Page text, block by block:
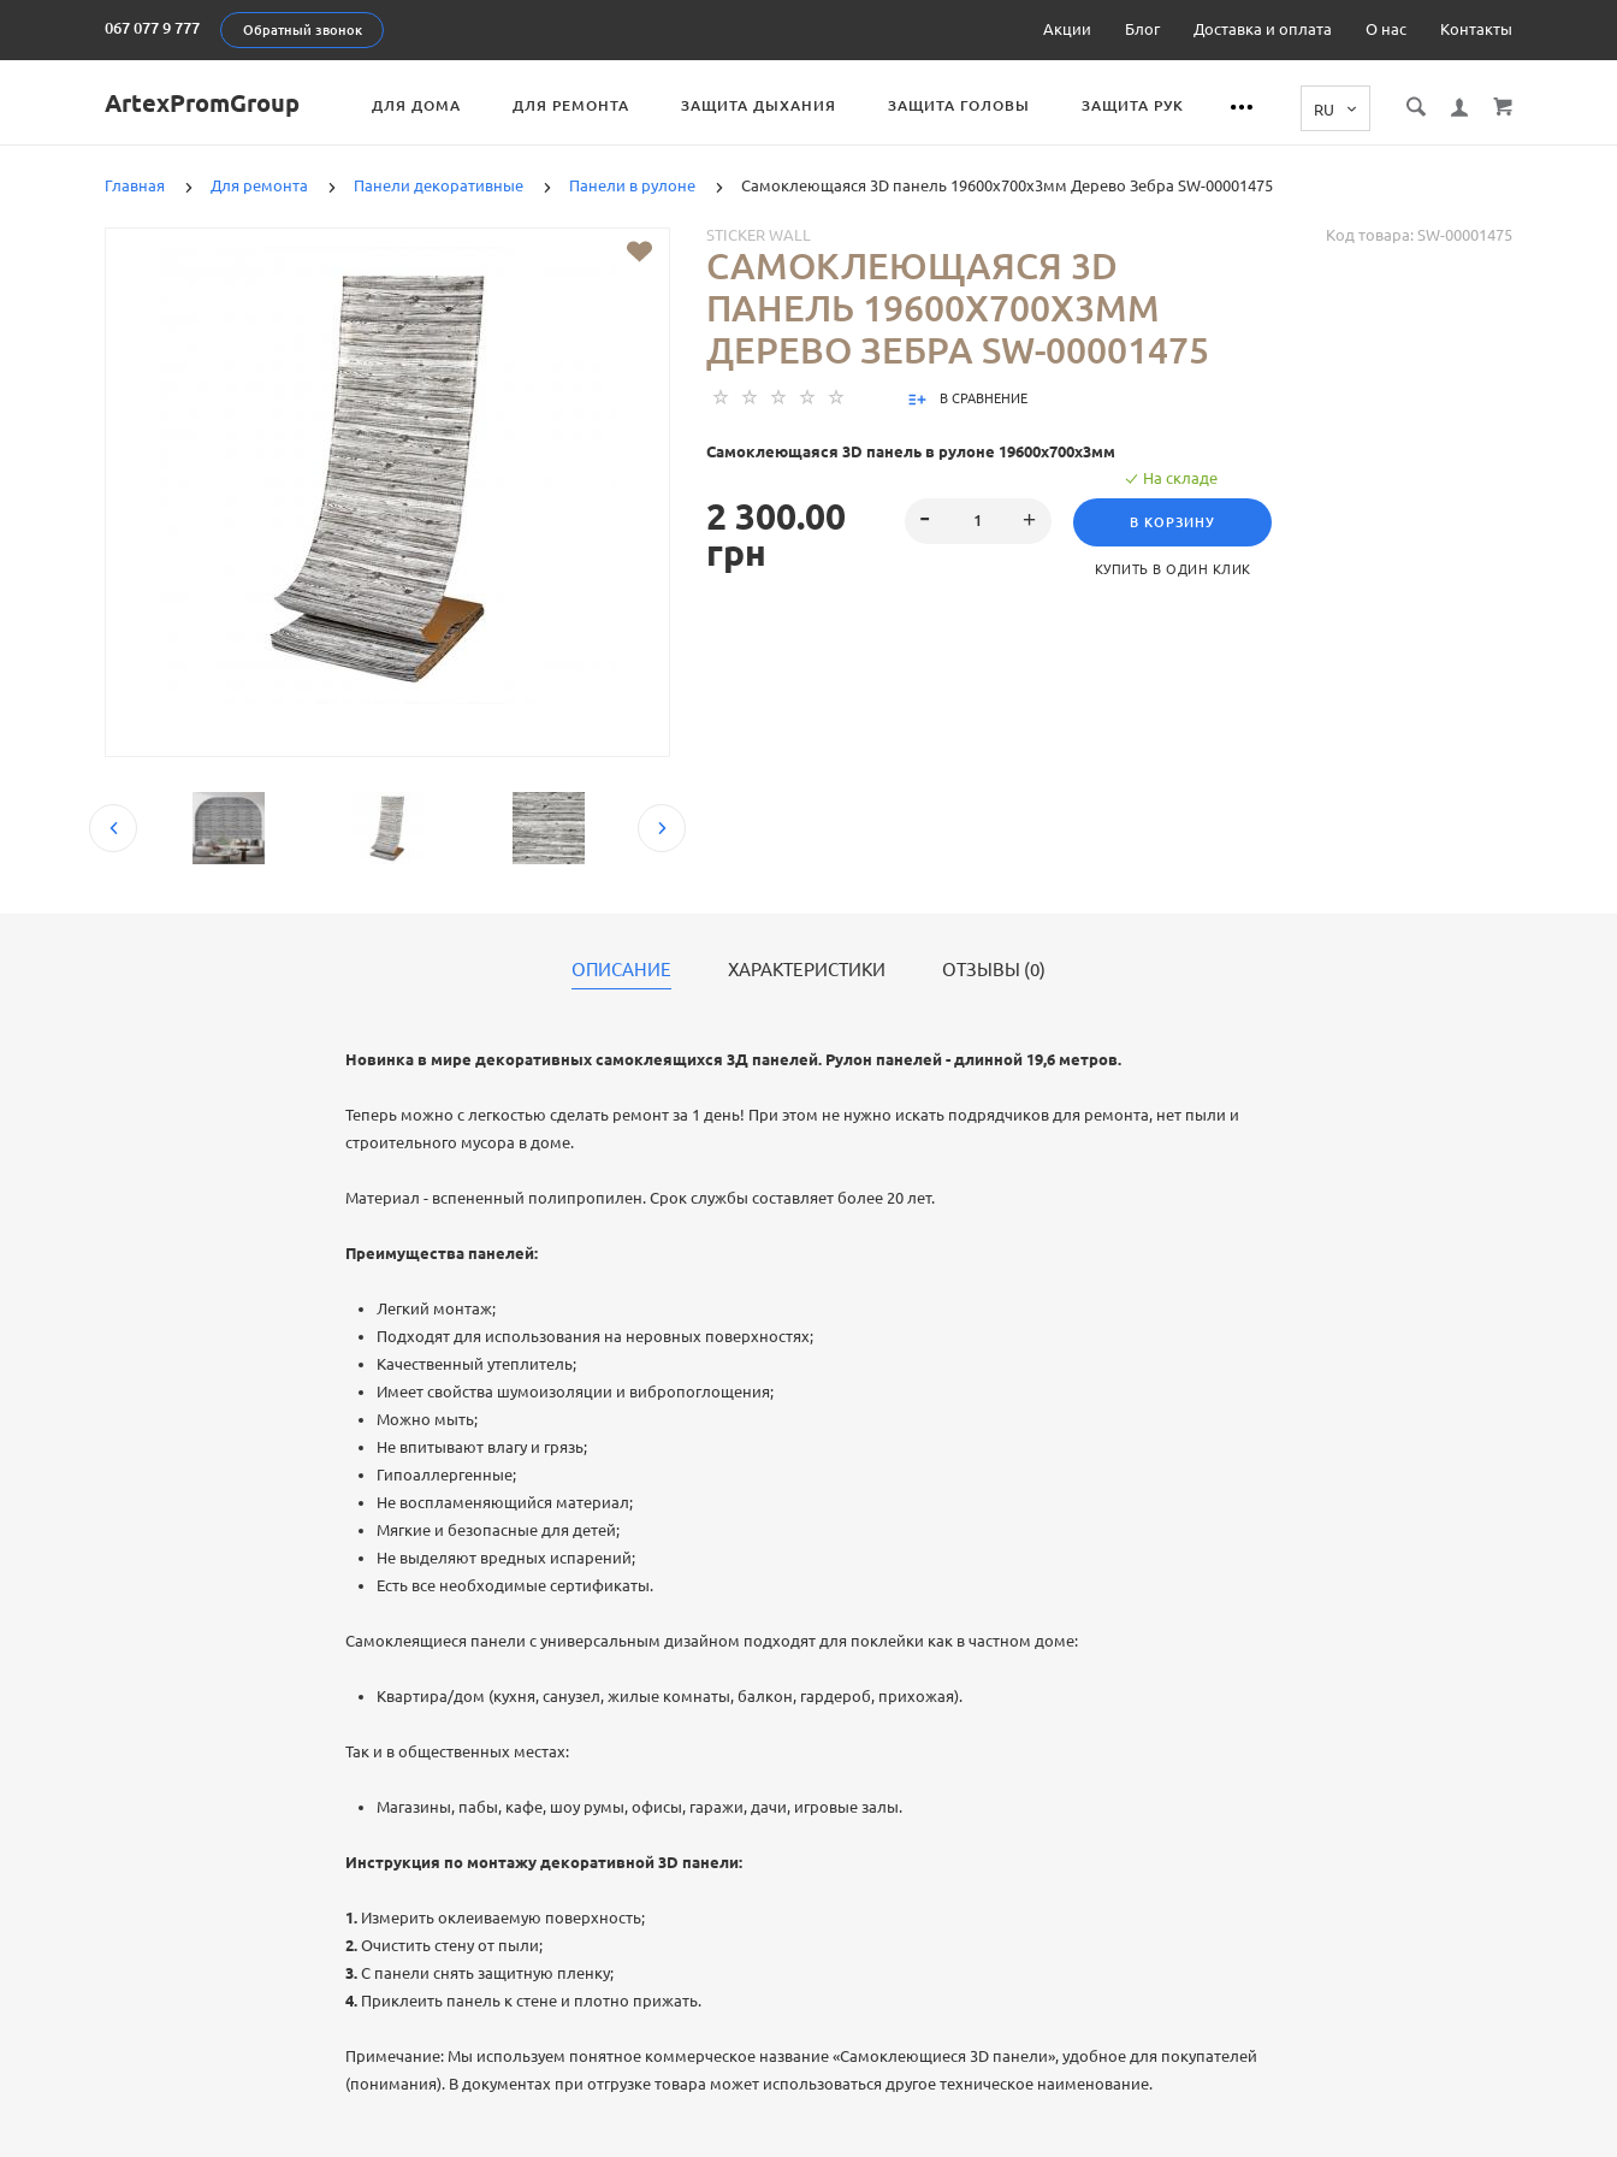
067 077 9 777 Обратный звонок Акции Блог Доставка и оплата О нас Контакты
ArtexPromGroup ДЛЯ ДОМА ДЛЯ РЕМОНТА ЗАЩИТА ДЫХАНИЯ ЗАЩИТА ГОЛОВЫ ЗАЩИТА РУК
Главная Для ремонта Панели декоративные Панели в рулоне Самоклеющаяся 3D панель 19600х700х3мм Дерево Зебра SW-00001475
Код товара: SW-00001475
STICKER WALL
САМОКЛЕЮЩАЯСЯ 3D
ПАНЕЛЬ 19600Х700Х3ММ
ДЕРЕВО ЗЕБРА SW-00001475
В СРАВНЕНИЕ
Самоклеющаяся 3D панель в рулоне 19600x700x3мм
2 300.00
грн
На складе
В КОРЗИНУ
КУПИТЬ В ОДИН КЛИК
ОПИСАНИЕ ХАРАКТЕРИСТИКИ ОТЗЫВЫ (0)
Новинка в мире декоративных самоклеящихся 3Д панелей. Рулон панелей - длинной 19,6 метров.
Теперь можно с легкостью сделать ремонт за 1 день! При этом не нужно искать подрядчиков для ремонта, нет пыли и
строительного мусора в доме.
Материал - вспененный полипропилен. Срок службы составляет более 20 лет.
Преимущества панелей:
Легкий монтаж;
Подходят для использования на неровных поверхностях;
Качественный утеплитель;
Имеет свойства шумоизоляции и вибропоглощения;
Можно мыть;
Не впитывают влагу и грязь;
Гипоаллергенные;
Не воспламеняющийся материал;
Мягкие и безопасные для детей;
Не выделяют вредных испарений;
Есть все необходимые сертификаты.
Самоклеящиеся панели с универсальным дизайном подходят для поклейки как в частном доме:
Квартира/дом (кухня, санузел, жилые комнаты, балкон, гардероб, прихожая).
Так и в общественных местах:
Магазины, пабы, кафе, шоу румы, офисы, гаражи, дачи, игровые залы.
Инструкция по монтажу декоративной 3D панели:
Измерить оклеиваемую поверхность;
Очистить стену от пыли;
С панели снять защитную пленку;
Приклеить панель к стене и плотно прижать.
Примечание: Мы используем понятное коммерческое название «Самоклеющиеся 3D панели», удобное для покупателей
(понимания). В документах при отгрузке товара может использоваться другое техническое наименование.